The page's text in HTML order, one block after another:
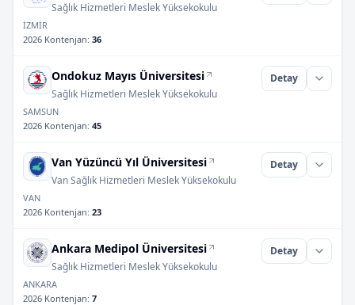
Sağlık Hizmetleri Meslek Yüksekokulu
İZMİR
2026 Kontenjan: 36
Ondokuz Mayıs Üniversitesi
Sağlık Hizmetleri Meslek Yüksekokulu
Detay
SAMSUN
2026 Kontenjan: 45
Van Yüzüncü Yıl Üniversitesi
Van Sağlık Hizmetleri Meslek Yüksekokulu
Detay
VAN
2026 Kontenjan: 23
Ankara Medipol Üniversitesi
Sağlık Hizmetleri Meslek Yüksekokulu
Detay
ANKARA
2026 Kontenjan: 7